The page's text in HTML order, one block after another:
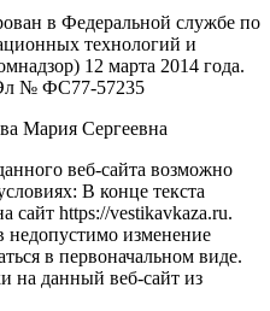
в Федеральной службе по
технологий и
12 марта 2014 года.
Эл № ФС77-57235
Мария Сергеевна
веб-сайта возможно
В конце текста
сайт https://vestikavkaza.ru.
недопустимо изменение
в первоначальном виде.
на данный веб-сайт из